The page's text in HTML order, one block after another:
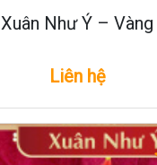
Xuân Như Ý – Vàng
Liên hệ